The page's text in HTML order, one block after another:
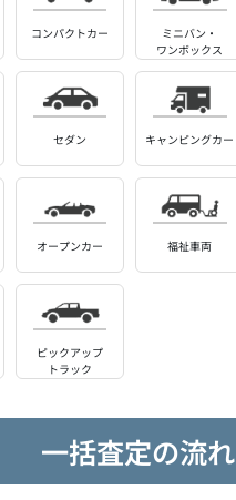
コンパクトカー
ミニバン・
ワンボックス
セダン キャンピングカー
オープンカー 福祉車両
ピックアップ
トラック
一括査定の流れ